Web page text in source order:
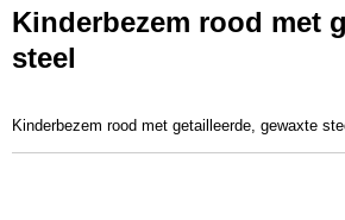
EAN code
Productcode leverancier
Kinderbezem rood met
steel
Kinderbezem rood met getailleerde, gewaxte